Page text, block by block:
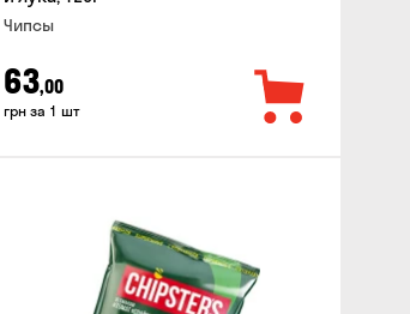
Чипсы
63,00
грн за 1 шт